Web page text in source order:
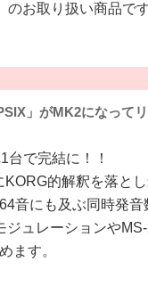
お取り扱い商品です
」がMK2になって
で完結に！！
的解釈を落とし
音にも及ぶ同時発音
ュレーションや
ます。